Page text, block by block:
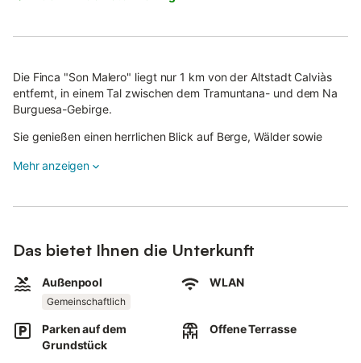
Die Finca "Son Malero" liegt nur 1 km von der Altstadt Calviàs
entfernt, in einem Tal zwischen dem Tramuntana- und dem Na
Burguesa-Gebirge.
Sie genießen einen herrlichen Blick auf Berge, Wälder sowie
Schlafzimmer mit Doppelbett (150x200 cm) und ein Bad und ist
Der Außenbereich wird gemeinsam mit anderen Gästen genutzt
und umfasst einen Pool, eine offene Terrasse, einen Garten
sowie eine Außendusche.
Restaurants, Bars und Cafés erreichen Sie in 12–15 Gehminuten,
der nächste Supermarkt ist 13 Minuten zu Fuß (950 m) entfernt.
Mehr anzeigen
Das bietet Ihnen die Unterkunft
Außenpool
Gemeinschaftlich
WLAN
Parken auf dem
Grundstück
Offene Terrasse